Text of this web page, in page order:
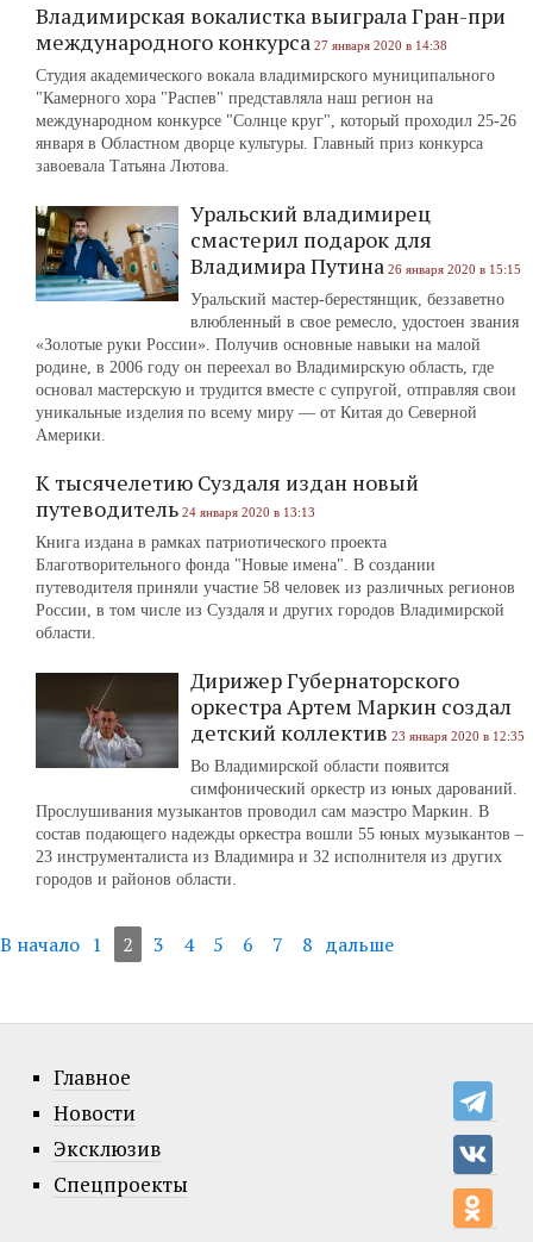
Владимирская вокалистка выиграла Гран-при
международного конкурса 27 января 2020 в 14:38
Студия академического вокала владимирского муниципального
"Камерного хора "Распев" представляла наш регион на
международном конкурсе "Солнце круг", который проходил 25-26
января в Областном дворце культуры. Главный приз конкурса
завоевала Татьяна Лютова.
Уральский владимирец
смастерил подарок для
Владимира Путина 26 января 2020 в 15:15
Уральский мастер-берестянщик, беззаветно
влюбленный в свое ремесло, удостоен звания
«Золотые руки России». Получив основные навыки на малой
родине, в 2006 году он переехал во Владимирскую область, где
основал мастерскую и трудится вместе с супругой, отправляя свои
уникальные изделия по всему миру — от Китая до Северной
Америки.
К тысячелетию Суздаля издан новый
путеводитель 24 января 2020 в 13:13
Книга издана в рамках патриотического проекта
Благотворительного фонда "Новые имена". В создании
путеводителя приняли участие 58 человек из различных регионов
России, в том числе из Суздаля и других городов Владимирской
области.
Дирижер Губернаторского
оркестра Артем Маркин создал
детский коллектив 23 января 2020 в 12:35
Во Владимирской области появится
симфонический оркестр из юных дарований.
Прослушивания музыкантов проводил сам маэстро Маркин. В
состав подающего надежды оркестра вошли 55 юных музыкантов –
23 инструменталиста из Владимира и 32 исполнителя из других
городов и районов области.
В начало 1 2 3 4 5 6 7 8 дальше
Главное
Новости
Эксклюзив
Спецпроекты